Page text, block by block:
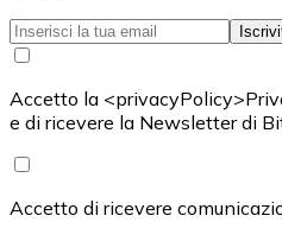
Accetto la
e di ricevere la Newsletter di
Accetto di ricevere